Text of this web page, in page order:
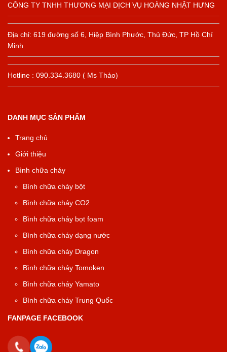
CÔNG TY TNHH THƯƠNG MẠI DỊCH VỤ HOÀNG NHẬT HƯNG
Địa chỉ: 619 đường số 6, Hiệp Bình Phước, Thủ Đức, TP Hồ Chí
Minh
Hotline : 090.334.3680 ( Ms Thảo)
DANH MỤC SẢN PHẨM
Trang chủ
Giới thiệu
Bình chữa cháy
Bình chữa cháy bột
Bình chữa cháy CO2
Bình chữa cháy bọt foam
Bình chữa cháy dạng nước
Bình chữa cháy Dragon
Bình chữa cháy Tomoken
Bình chữa cháy Yamato
Bình chữa cháy Trung Quốc
FANPAGE FACEBOOK